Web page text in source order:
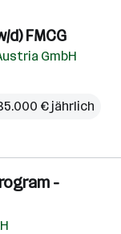
d) FMCG
GmbH
€ jährlich
-